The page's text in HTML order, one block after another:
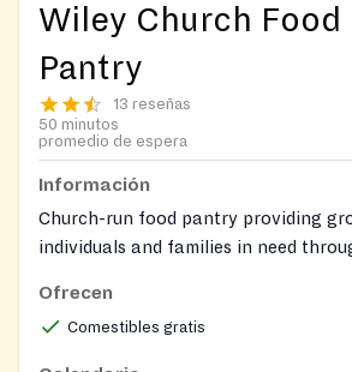
Wiley Church Food
Pantry
13 reseñas
50 minutos
promedio de espera
Información
Church-run food pantry providing
individuals and families in need
variety of staple items, including
canned goods, and frozen proteins.
clients with dignity and
Ofrecen
Comestibles gratis